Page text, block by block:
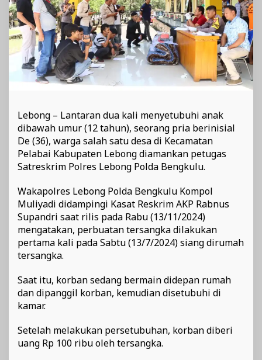
Lebong – Lantaran dua kali menyetubuhi anak
dibawah umur (12 tahun), seorang pria berinisial
De (36), warga salah satu desa di Kecamatan
Pelabai Kabupaten Lebong diamankan petugas
Satreskrim Polres Lebong Polda Bengkulu.
Wakapolres Lebong Polda Bengkulu Kompol
Muliyadi didampingi Kasat Reskrim AKP Rabnus
Supandri saat rilis pada Rabu (13/11/2024)
mengatakan, perbuatan tersangka dilakukan
pertama kali pada Sabtu (13/7/2024) siang dirumah
tersangka.
Saat itu, korban sedang bermain didepan rumah
dan dipanggil korban, kemudian disetubuhi di
kamar.
Setelah melakukan persetubuhan, korban diberi
uang Rp 100 ribu oleh tersangka.